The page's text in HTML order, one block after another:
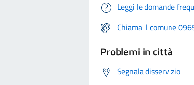
Leggi le domande
Chiama il comune
Problemi in città
Segnala disservizio